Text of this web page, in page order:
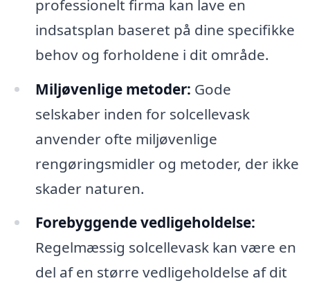
professionelt firma kan lave en
indsatsplan baseret på dine specifikke
behov og forholdene i dit område.
Miljøvenlige metoder: Gode
selskaber inden for solcellevask
anvender ofte miljøvenlige
rengøringsmidler og metoder, der ikke
skader naturen.
Forebyggende vedligeholdelse:
Regelmæssig solcellevask kan være en
del af en større vedligeholdelse af dit